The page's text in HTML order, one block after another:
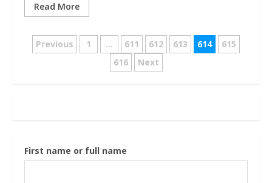
Read More
Navigazione
Previous 1 … 611 612 613 614
615
616
Next
First name or full name